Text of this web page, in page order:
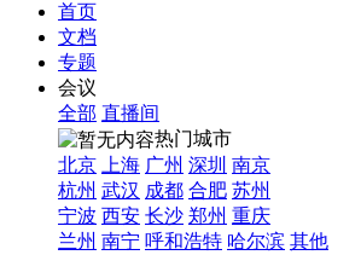
首页
文档
专题
会议
全部 直播间
热门城市
北京
上海 广州 深圳 南京
杭州 武汉 成都 合肥 苏州
宁波 西安 长沙 郑州 重庆
兰州 南宁 呼和浩特 哈尔滨 其他